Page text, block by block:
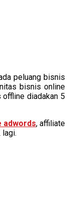
peluang bisnis
bisnis online
offline diadakan 5
adwords, affiliate
lagi.